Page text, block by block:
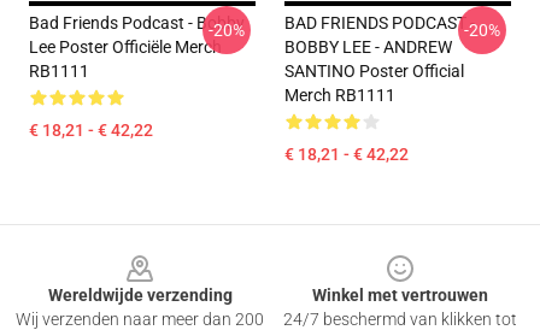
Bad Friends Podcast - Bobby
Lee Poster Officiële Merch
RB1111
€ 18,21 - € 42,22
-20%
BAD FRIENDS PODCAST -
BOBBY LEE - ANDREW
SANTINO Poster Official
Merch RB1111
€ 18,21 - € 42,22
-20%
Wereldwijde verzending
Wij verzenden naar meer dan 200
Winkel met vertrouwen
24/7 beschermd van klikken tot